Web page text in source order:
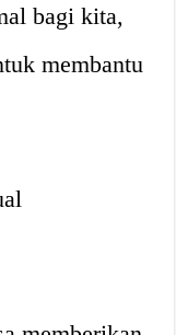
bagi kita,
membantu